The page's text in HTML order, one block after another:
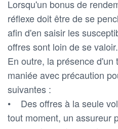
Lorsqu'un bonus de
réflexe doit être de se
afin d'en saisir les
offres sont loin de se
En outre, la présence d'un
maniée avec précaution
suivantes :
• Des offres à la seule
tout moment, un assureur